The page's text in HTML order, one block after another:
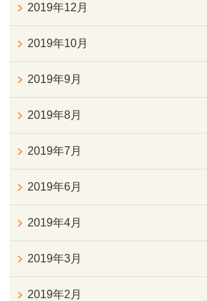
2019年12月
2019年10月
2019年9月
2019年8月
2019年7月
2019年6月
2019年4月
2019年3月
2019年2月